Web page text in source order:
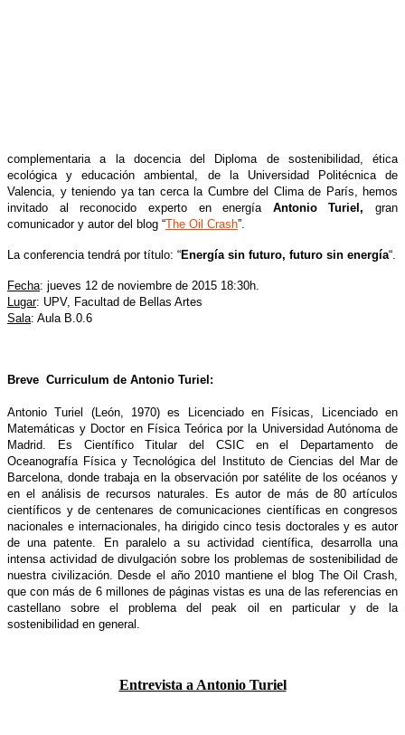
complementaria a la docencia del Diploma de sostenibilidad, ética
ecológica y educación ambiental, de la Universidad Politécnica de
Valencia, y teniendo ya tan cerca la Cumbre del Clima de París, hemos
invitado al reconocido experto en energía Antonio Turiel, gran
comunicador y autor del blog “The Oil Crash”.
La conferencia tendrá por título: “Energía sin futuro, futuro sin energía“.
Fecha: jueves 12 de noviembre de 2015 18:30h.
Lugar: UPV, Facultad de Bellas Artes
Sala: Aula B.0.6
Breve Curriculum de Antonio Turiel:
Antonio Turiel (León, 1970) es Licenciado en Físicas, Licenciado en
Matemáticas y Doctor en Física Teórica por la Universidad Autónoma de
Madrid. Es Científico Titular del CSIC en el Departamento de
Oceanografía Física y Tecnológica del Instituto de Ciencias del Mar de
Barcelona, donde trabaja en la observación por satélite de los océanos y
en el análisis de recursos naturales. Es autor de más de 80 artículos
científicos y de centenares de comunicaciones científicas en congresos
nacionales e internacionales, ha dirigido cinco tesis doctorales y es autor
de una patente. En paralelo a su actividad científica, desarrolla una
intensa actividad de divulgación sobre los problemas de sostenibilidad de
nuestra civilización. Desde el año 2010 mantiene el blog The Oil Crash,
que con más de 6 millones de páginas vistas es una de las referencias en
castellano sobre el problema del peak oil en particular y de la
sostenibilidad en general.
Entrevista a Antonio Turiel